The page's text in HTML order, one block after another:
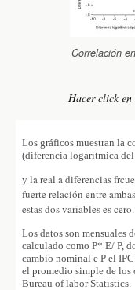
Correlación
Hacer click
Los gráficos muestran la
(diferencia logarítmica
y la real a diferencias
fuerte relación entre
estas dos variables es cero.
Los datos son mensuales
calculado como P* E/ P,
cambio nominal e P el
el promedio simple de los
Bureau of labor Statistics.